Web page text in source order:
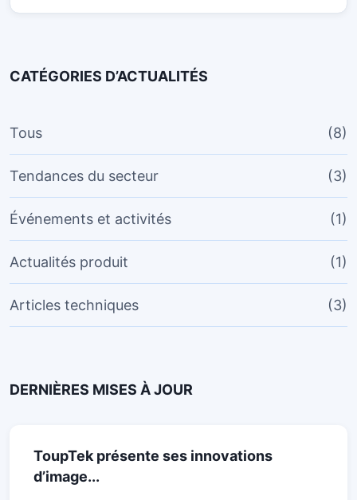
CATÉGORIES D’ACTUALITÉS
Tous (8)
Tendances du secteur (3)
Événements et activités (1)
Actualités produit (1)
Articles techniques (3)
DERNIÈRES MISES À JOUR
ToupTek présente ses innovations
d’image...